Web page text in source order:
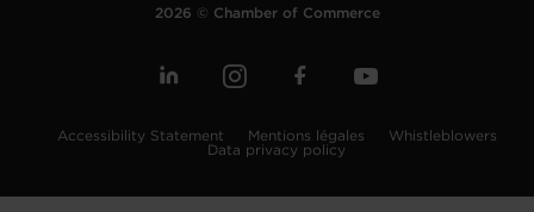
2026 © Chamber of Commerce
Accessibility Statement Mentions légales
Whistleblowers
Data privacy policy